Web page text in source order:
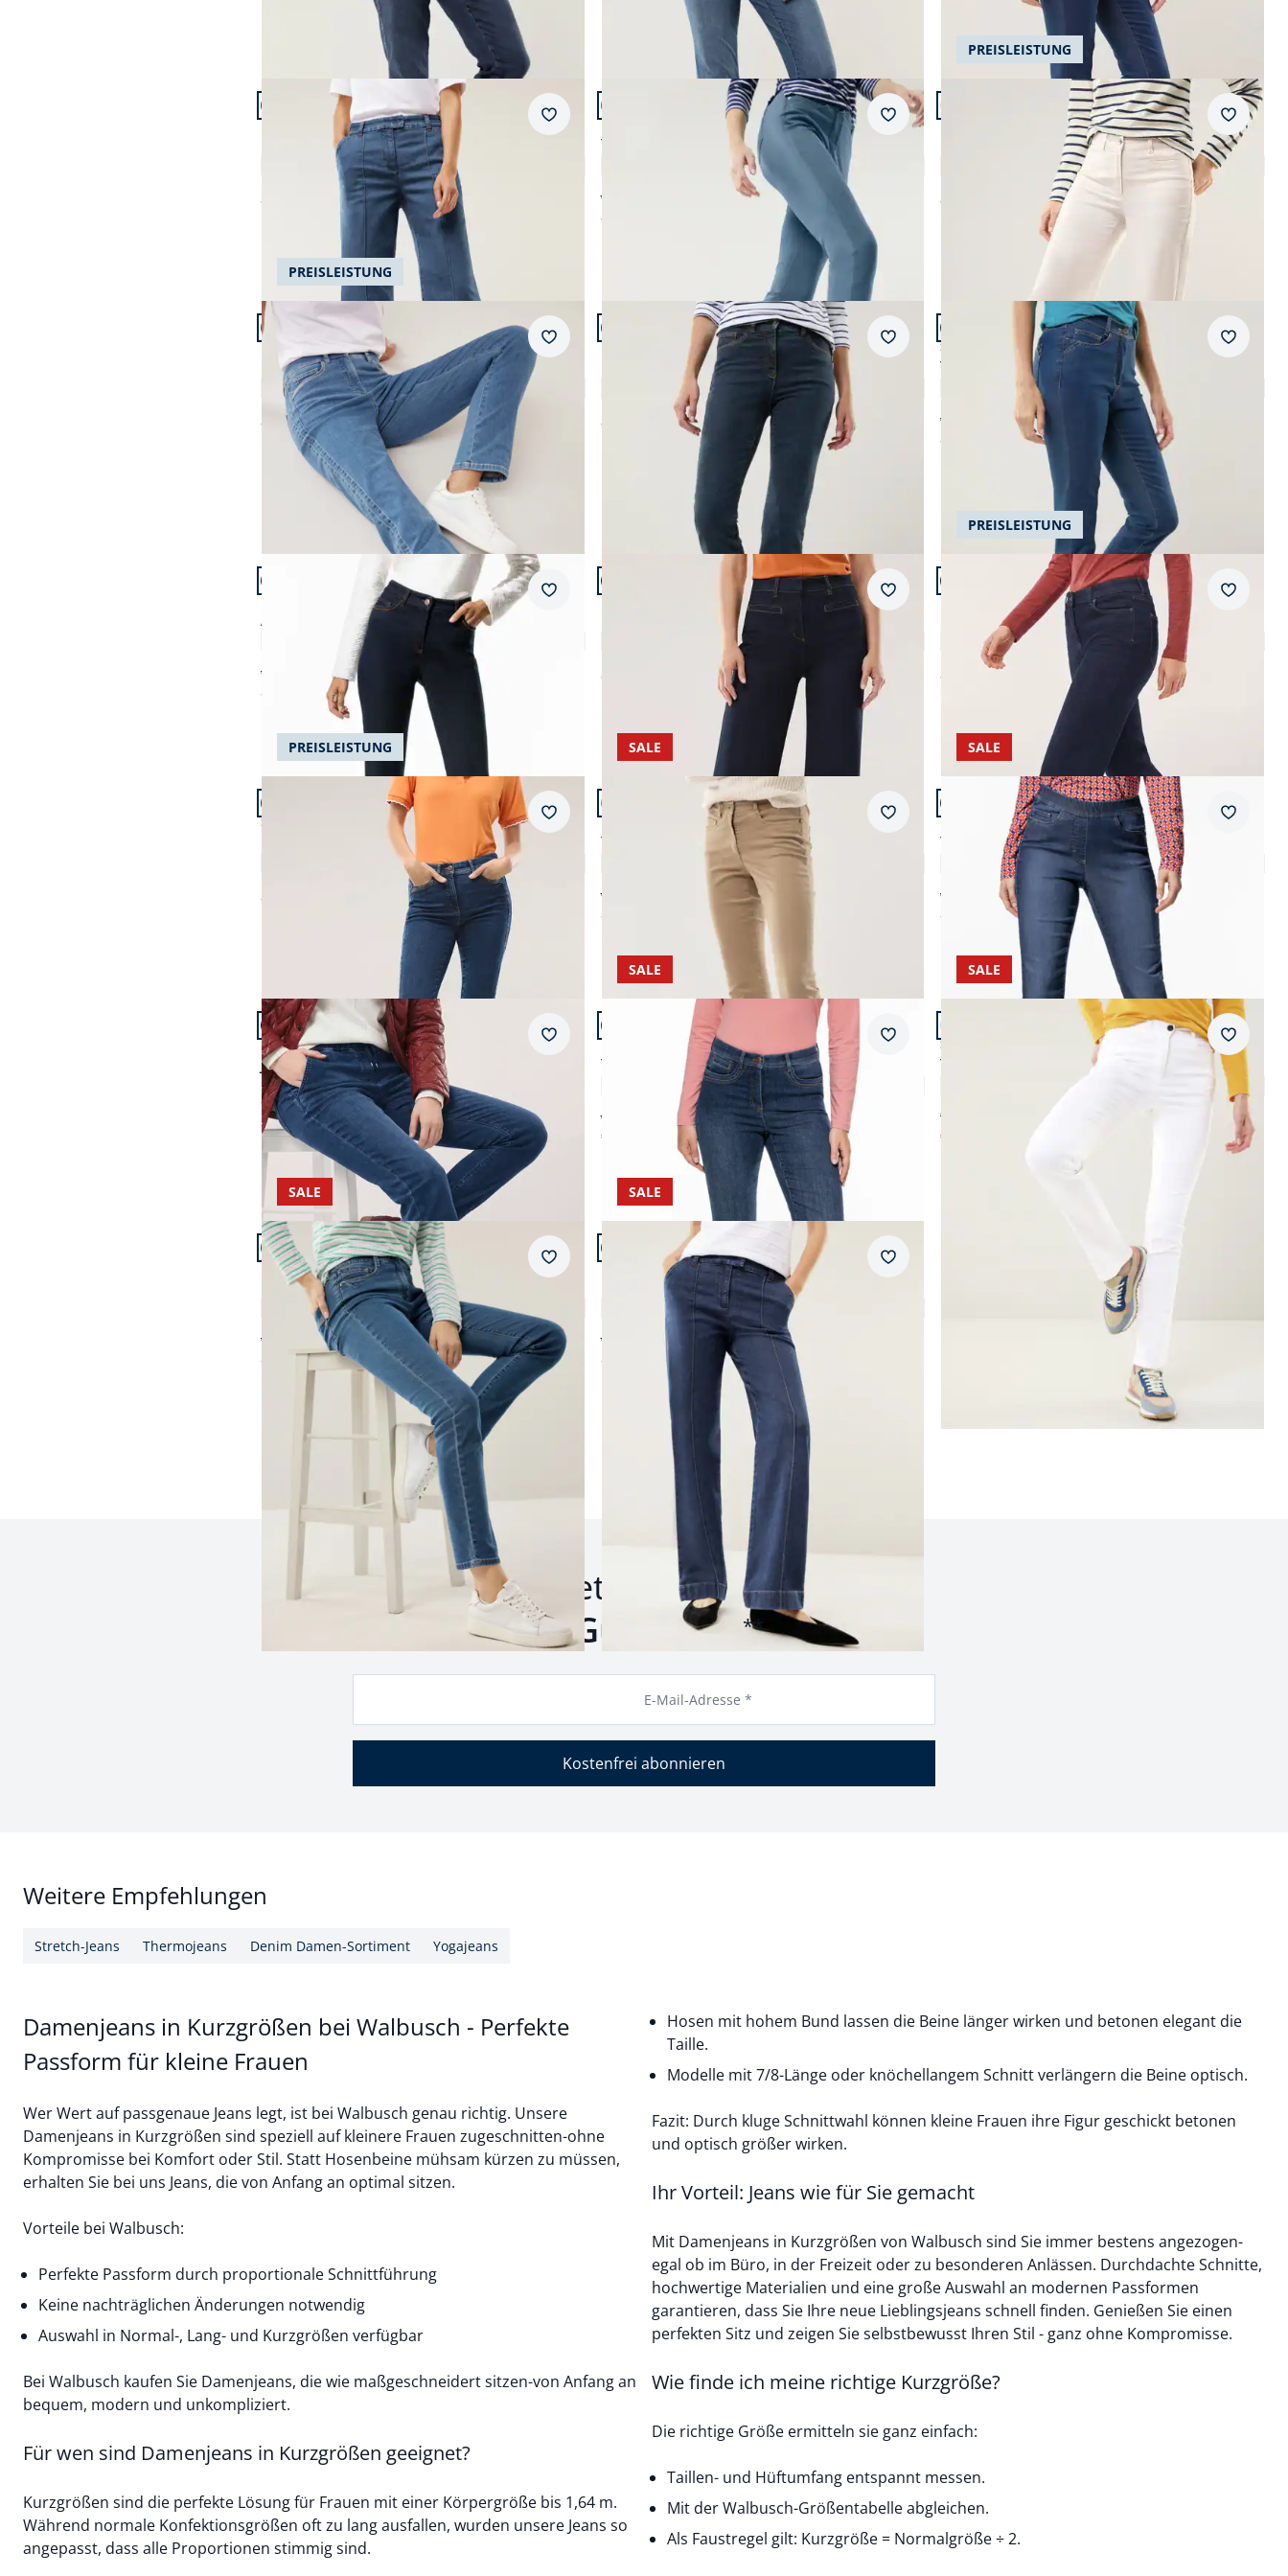
Artikel 7 von 23.
Passform Regular Fit.
Regular Fit
Marlene Jeans mit Biese
4,7 (42)
ab
Merkzettel
Artikel 8 von 23.
Passform Feminine Fit.
Feminine Fit
Yoga-Jeans Ultrastretch Feminine F.
ab € 99,99
ab
Merkzettel
Artikel 9 von 23.
Passform Regular Fit.
PREISLEISTUNG
Regular Fit
4,8 (4)
ab
Artikel 10 von 23.
Passform Feminine Fit.
PREISLEISTUNG
Feminine Fit
Passform-Jeans Feminine Fit
4,6 (71)
ab € 99,99
Merkzettel
Artikel 11 von 23.
Passform Regular Fit.
Regular Fit
Husky-Jeans
4,6 (459)
ab € 119,99
Merkzettel
Artikel 12 von 23.
Passform Slim Fit.
Slim Fit
Yoga-Jeans Ultrastretch Slim Fit
4,4 (68)
ab € 99,99
ab (-10%)
Artikel 13 von 23.
Passform Regular Fit.
Regular Fit
Alaska-Jeans
4,8 (56)
ab € 129,99
ab € 119,99 (-8%)
Merkzettel
Artikel 14 von 23.
Passform Regular Fit.
Regular Fit
Marlene mit Stecktaschen
4,6 (19)
ab
Merkzettel
Artikel 15 von 23.
Passform Regular Fit.
PREISLEISTUNG
Regular Fit
5 Pocket Jeans mit weitem Bein
5,0 (1)
ab € 99,99
Artikel 16 von 23.
Passform Slim Fit.
PREISLEISTUNG
Slim Fit
Passform-Jeans Slim Fit
ab
Merkzettel
Artikel 17 von 23.
Passform Regular Fit.
SALE
Regular Fit
Yoga-Jeans Ultrastretch
ab € 99,99
ab (-55%)
Merkzettel
Artikel 18 von 23.
Passform Regular Fit.
SALE
+3
Regular Fit
Yoga-Schlupfjeans
4,6 (171)
ab € 99,99
ab € 59,99 (-40%)
Artikel 19 von 23.
Passform Regular Fit.
Regular Fit
Jogger Jeans
ab€ 119,99
Merkzettel
Artikel 20 von 23.
Passform Regular Fit.
SALE
Regular Fit
Thermo-Dynamic Jeans
4,6 (58)
ab € 119,00
€ 44,99 (-62%)
Merkzettel
Artikel 21 von 23.
Passform Slim Fit.
SALE
Slim Fit
Yoga-Jeans Ultrastretch Slim Fit
4,7 (7)
€ 99,95
€ 44,99 (-55%)
Artikel 22 von 23.
Passform Regular Fit.
SALE
+1
Regular Fit
Five Pocket Highstretch-Denim
4,4 (51)
ab € 89,99
ab € 59,99 (-33%)
Merkzettel
Artikel 23 von 23.
Passform Regular Fit.
SALE
Regular Fit
Marlene Jeans mit Biese
4,6 (15)
ab € 129,99
ab € 89,99
Merkzettel
Seite 1 geladen. Zeige Produkte 1 bis 23 von 23.
Zum Newsletter anmelden und
einen10 € Gutschein **sichern
E-Mail-Adresse *
Kostenfrei abonnieren
Weitere Empfehlungen
Stretch-Jeans Thermojeans Denim Damen-Sortiment Yogajeans
Damenjeans in Kurzgrößen bei Walbusch - Perfekte
Passform für kleine Frauen
Wer Wert auf passgenaue Jeans legt, ist bei Walbusch genau richtig. Unsere
Damenjeans in Kurzgrößen sind speziell auf kleinere Frauen zugeschnitten-ohne
Kompromisse bei Komfort oder Stil. Statt Hosenbeine mühsam kürzen zu müssen,
erhalten Sie bei uns Jeans, die von Anfang an optimal sitzen.
Vorteile bei Walbusch:
Perfekte Passform durch proportionale Schnittführung
Keine nachträglichen Änderungen notwendig
Auswahl in Normal-, Lang- und Kurzgrößen verfügbar
Bei Walbusch kaufen Sie Damenjeans, die wie maßgeschneidert sitzen-von Anfang an
bequem, modern und unkompliziert.
Für wen sind Damenjeans in Kurzgrößen geeignet?
Kurzgrößen sind die perfekte Lösung für Frauen mit einer Körpergröße bis 1,64 m.
Während normale Konfektionsgrößen oft zu lang ausfallen, wurden unsere Jeans so
angepasst, dass alle Proportionen stimmig sind.
Hosen mit hohem Bund lassen die Beine länger wirken und betonen elegant die
Taille.
Modelle mit 7/8-Länge oder knöchellangem Schnitt verlängern die Beine optisch.
Fazit: Durch kluge Schnittwahl können kleine Frauen ihre Figur geschickt betonen
und optisch größer wirken.
Ihr Vorteil: Jeans wie für Sie gemacht
Mit Damenjeans in Kurzgrößen von Walbusch sind Sie immer bestens angezogen-
egal ob im Büro, in der Freizeit oder zu besonderen Anlässen. Durchdachte Schnitte,
hochwertige Materialien und eine große Auswahl an modernen Passformen
garantieren, dass Sie Ihre neue Lieblingsjeans schnell finden. Genießen Sie einen
perfekten Sitz und zeigen Sie selbstbewusst Ihren Stil - ganz ohne Kompromisse.
Wie finde ich meine richtige Kurzgröße?
Die richtige Größe ermitteln sie ganz einfach:
Taillen- und Hüftumfang entspannt messen.
Mit der Walbusch-Größentabelle abgleichen.
Als Faustregel gilt: Kurzgröße = Normalgröße ÷ 2.